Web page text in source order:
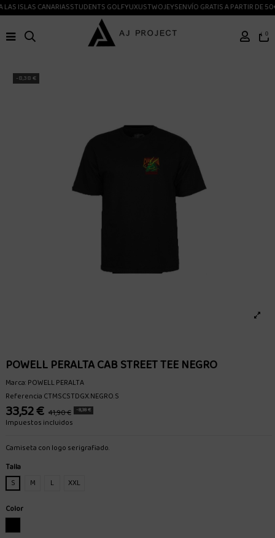
ISLAS CANARIASSTUDENTS GOLFYUXUSTWOJEYSENVÍO GRATIS A PARTIR DE 50€
0
-8,38 €
POWELL PERALTA CAB STREET TEE NEGRO
Marca:POWELL PERALTA
ReferenciaCTMSCSTDGX.NEGRO.S
33,52 € 41,90 € -8,38 €
Impuestos incluidos
Camiseta con logo serigrafiado.
Talla
S
M L
XXL
Color